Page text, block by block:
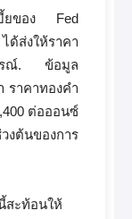
บี้ยของ Fed
ส่งให้ราคา
ารณ์. ข้อมูล
ราคาทองคำ
ต่อออนซ์
งต้นของการ
สะท้อนให้